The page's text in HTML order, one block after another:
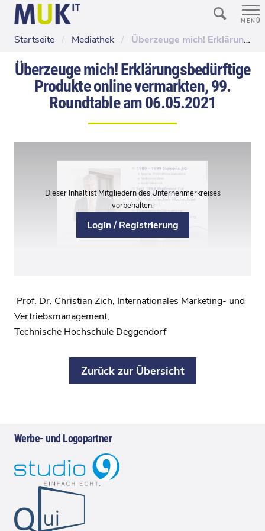
MENÜ
Startseite / Mediathek / Überzeuge mich! Erklärungsbedürftige Produkte online vermarkten, 99. Roundtable am 06.05.2021
Überzeuge mich! Erklärungsbedürftige
Produkte online vermarkten, 99.
Roundtable am 06.05.2021
Dieser Inhalt ist Mitgliedern des Unternehmerkreises
vorbehalten.
Login / Registrierung
Prof. Dr. Christian Zich, Internationales Marketing- und
Vertriebsmanagement,
Technische Hochschule Deggendorf
Zurück zur Übersicht
Werbe- und Logopartner